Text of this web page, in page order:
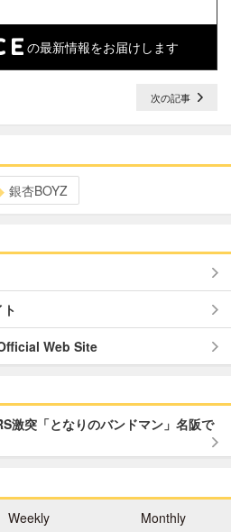
の最新情報をお届けします
次の記事
銀杏BOYZ
Web Site
激突「となりのバンドマン」名阪で
Weekly Monthly